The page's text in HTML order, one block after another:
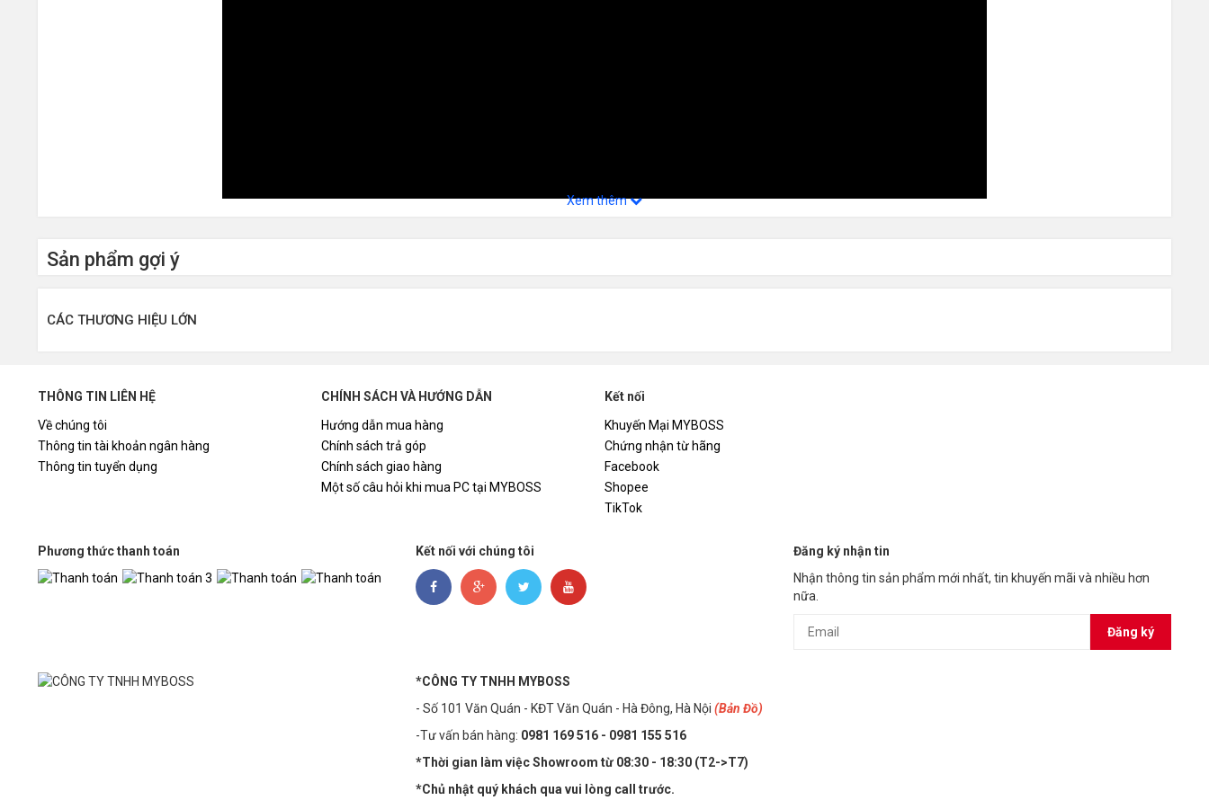
Chuột không dây
có thể hạn chế phát ra âm thanh tối đa nhờ vào sự trang bị ‘Silent switch’. Cùng với đó là sự kết nối với dây Nano 2.4 GHz, Bluetooth 5.0 tiện lợi.
Khả năng kết nối và tốc độ báo cáo USB cũng sẽ cực kỳ nhanh, có thể nói chúng cho tốc độ phản hồi tuyệt vời, tương đương cáp 1000Hz/s.
Cạnh đó, thương hiệu chuột DareU còn sở hữu 3 cấp độ điều chỉnh DPI là 800/1200/1600 DPI. Với động cơ hoạt động trơn tru, DareU LM115B Silent hầu như có thể đáp ứng được
Xem thêm
Sản phẩm gợi ý
CÁC THƯƠNG HIỆU LỚN
THÔNG TIN LIÊN HỆ
Về chúng tôi
Thông tin tài khoản ngân hàng
Thông tin tuyển dụng
CHÍNH SÁCH VÀ HƯỚNG DẪN
Hướng dẫn mua hàng
Chính sách trả góp
Chính sách giao hàng
Một số câu hỏi khi mua PC tại MYBOSS
Kết nối
Khuyến Mại MYBOSS
Chứng nhận từ hãng
Facebook
Shopee
TikTok
Phương thức thanh toán Kết nối với chúng tôi
Đăng ký nhận tin
Nhận thông tin sản phẩm mới nhất, tin khuyến mãi và nhiều hơn
nữa.
Đăng ký
*CÔNG TY TNHH MYBOSS
- Số 101 Văn Quán - KĐT Văn Quán - Hà Đông, Hà Nội (Bản Đồ)
-Tư vấn bán hàng: 0981 169 516 - ​0981 155 516
*Thời gian làm việc Showroom từ 08:30 - 18:30 (T2->T7)
*Chủ nhật quý khách qua vui lòng call trước.